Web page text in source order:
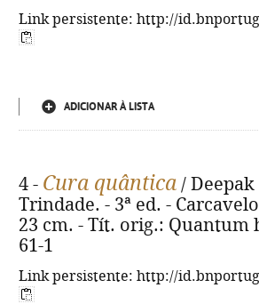
Link persistente: http://
ADICIONAR À LISTA
4 - Cura quântica /
Trindade. - 3ª ed. -
23 cm. - Tít. orig.: Quantum
61-1
Link persistente: http://